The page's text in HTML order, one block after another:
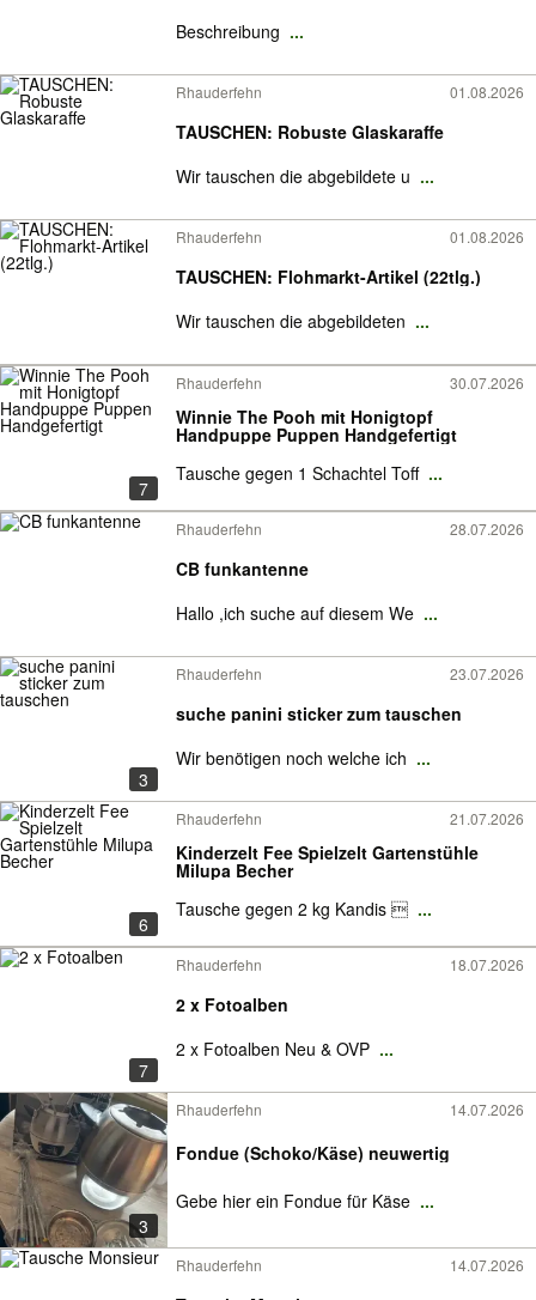
Beschreibung ...
Rhauderfehn 01.08.2026
TAUSCHEN: Robuste Glaskaraffe
Wir tauschen die abgebildete u ...
Rhauderfehn 01.08.2026
TAUSCHEN: Flohmarkt-Artikel (22tlg.)
Wir tauschen die abgebildeten ...
7
Rhauderfehn 30.07.2026
Winnie The Pooh mit Honigtopf
Handpuppe Puppen Handgefertigt
Tausche gegen 1 Schachtel Toff ...
Rhauderfehn 28.07.2026
CB funkantenne
Hallo ,ich suche auf diesem We ...
3
Rhauderfehn 23.07.2026
suche panini sticker zum tauschen
Wir benötigen noch welche ich ...
6
Rhauderfehn 21.07.2026
Kinderzelt Fee Spielzelt Gartenstühle
Milupa Becher
Tausche gegen 2 kg Kandis  ...
7
Rhauderfehn 18.07.2026
2 x Fotoalben
2 x Fotoalben Neu & OVP ...
3
Rhauderfehn 14.07.2026
Fondue (Schoko/Käse) neuwertig
Gebe hier ein Fondue für Käse ...
Rhauderfehn 14.07.2026